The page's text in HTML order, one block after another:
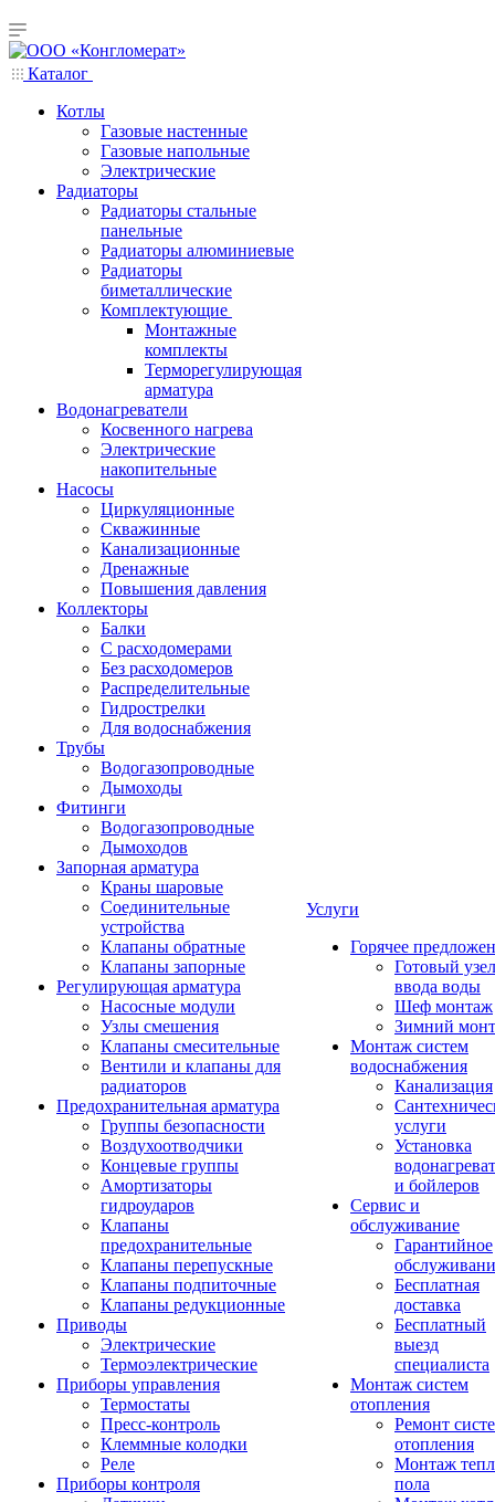
Каталог
Котлы
Газовые настенные
Газовые напольные
Электрические
Радиаторы
Радиаторы стальные
панельные
Радиаторы алюминиевые
Радиаторы
биметаллические
Комплектующие
Монтажные
комплекты
Терморегулирующая
арматура
Водонагреватели
Косвенного нагрева
Электрические
накопительные
Насосы
Циркуляционные
Скважинные
Канализационные
Дренажные
Повышения давления
Коллекторы
Балки
С расходомерами
Без расходомеров
Распределительные
Гидрострелки
Для водоснабжения
Трубы
Водогазопроводные
Дымоходы
Фитинги
Водогазопроводные
Дымоходов
Запорная арматура
Краны шаровые
Соединительные
устройства
Клапаны обратные
Клапаны запорные
Регулирующая арматура
Насосные модули
Узлы смешения
Клапаны смесительные
Вентили и клапаны для
радиаторов
Предохранительная арматура
Группы безопасности
Воздухоотводчики
Концевые группы
Амортизаторы
гидроударов
Клапаны
предохранительные
Клапаны перепускные
Клапаны подпиточные
Клапаны редукционные
Приводы
Электрические
Термоэлектрические
Приборы управления
Термостаты
Пресс-контроль
Клеммные колодки
Реле
Приборы контроля
Услуги
Горячее
Готовый узел
ввода воды
Шеф монтаж
Зимний
Монтаж систем
водоснабжения
Канализация
услуги
Установка
и бойлеров
Сервис и
обслуживание
Гарантийное
Бесплатная
доставка
Бесплатный
выезд
специалиста
Монтаж систем
отопления
Ремонт
отопления
Монтаж
пола